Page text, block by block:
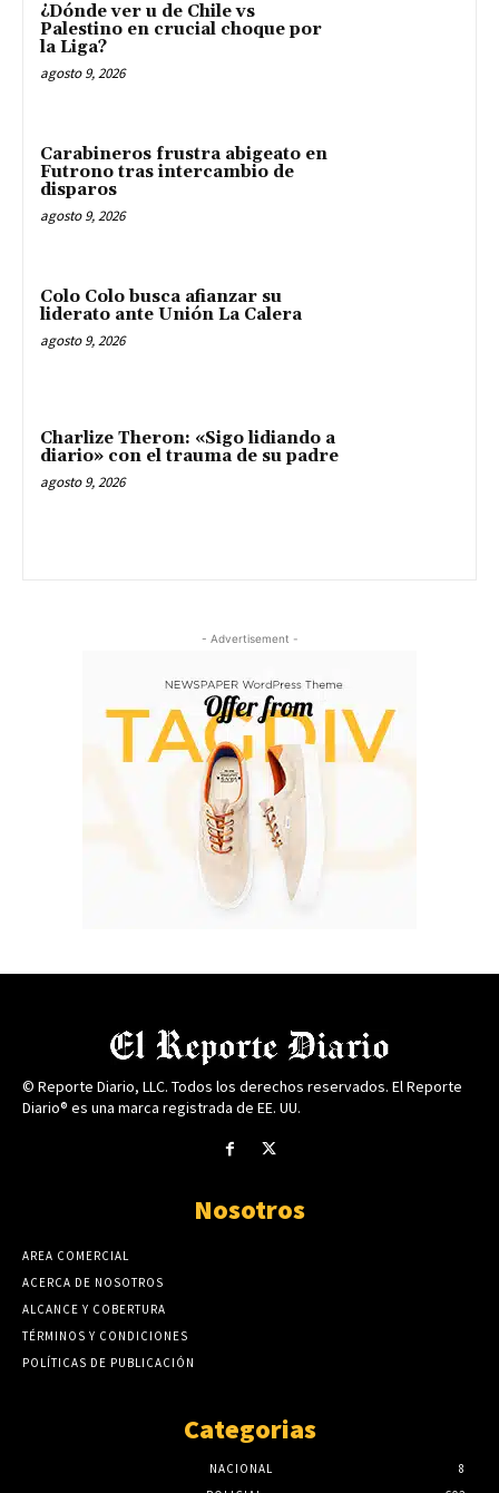
¿Dónde ver u de Chile vs
Palestino en crucial choque por
la Liga?
agosto 9, 2026
Carabineros frustra abigeato en
Futrono tras intercambio de
disparos
agosto 9, 2026
Colo Colo busca afianzar su
liderato ante Unión La Calera
agosto 9, 2026
Charlize Theron: «Sigo lidiando a
diario» con el trauma de su padre
agosto 9, 2026
- Advertisement -
© Reporte Diario, LLC. Todos los derechos reservados. El Reporte
Diario® es una marca registrada de EE. UU.
Nosotros
AREA COMERCIAL
ACERCA DE NOSOTROS
ALCANCE Y COBERTURA
TÉRMINOS Y CONDICIONES
POLÍTICAS DE PUBLICACIÓN
Categorias
NACIONAL
8